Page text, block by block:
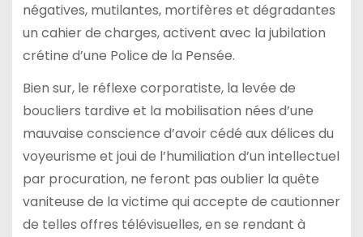
négatives, mutilantes, mortifères et dégradantes
un cahier de charges, activent avec la jubilation
crétine d’une Police de la Pensée.
Bien sur, le réflexe corporatiste, la levée de
boucliers tardive et la mobilisation nées d’une
mauvaise conscience d’avoir cédé aux délices du
voyeurisme et joui de l’humiliation d’un intellectuel
par procuration, ne feront pas oublier la quête
vaniteuse de la victime qui accepte de cautionner
de telles offres télévisuelles, en se rendant à